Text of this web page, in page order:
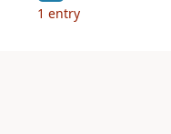
1 entry